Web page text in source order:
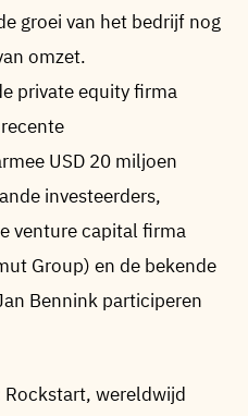
groei van het bedrijf nog
omzet.
private equity firma
USD 20 miljoen
investeerders,
venture capital firma
Group) en de bekende
Bennink participeren
Rockstart, wereldwijd